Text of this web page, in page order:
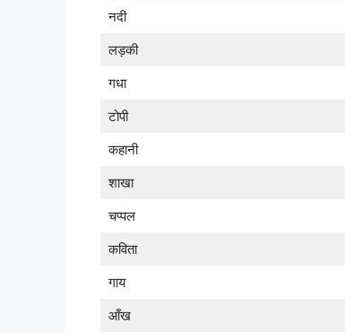
नदी
लड़की
गधा
टोपी
कहानी
शाखा
चप्पल
कविता
गाय
आँख